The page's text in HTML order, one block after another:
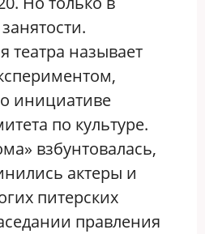
театра называет
инициативе
по культуре.
взбунтовалась,
актеры и
питерских
правления